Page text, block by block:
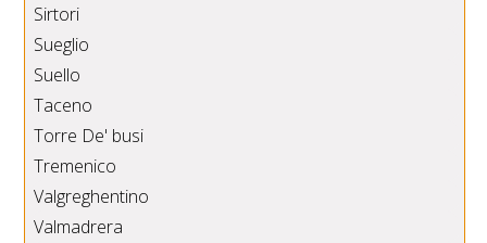
Sirtori
Sueglio
Suello
Taceno
Torre De' busi
Tremenico
Valgreghentino
Valmadrera